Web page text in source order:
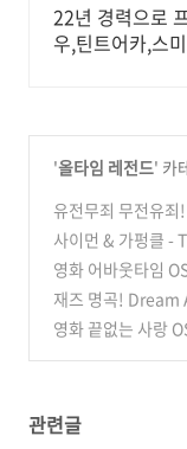
22년 경력으로
우,틴트어카,스
'올타임 레전드' 카
유전무죄 무전유죄
ee Gees) - 홀리
사이먼 & 가펑클
정리! (한글 가사
기)
(0)
영화 어바웃타임
Love 한글 가사/해
재즈 명곡!
가사/해석/뜻 (1)
영화 끝없는 사랑
관련글